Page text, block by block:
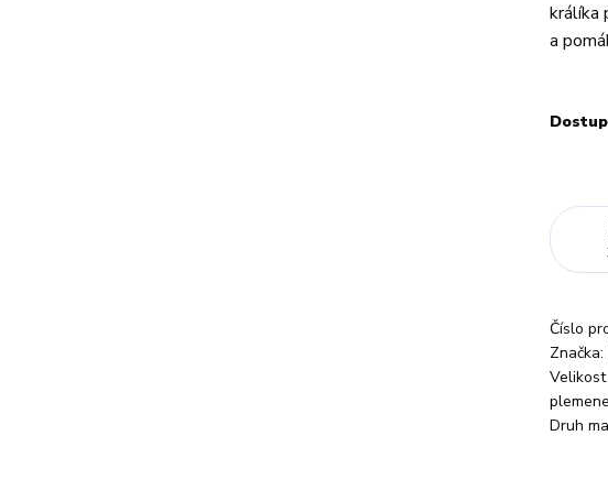
králíka
a
Číslo
Značka:
Velikost
Druh